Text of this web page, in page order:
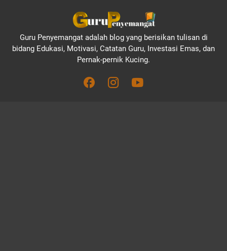
Guru Penyemangat adalah blog yang berisikan tulisan di
bidang Edukasi, Motivasi, Catatan Guru, Investasi Emas, dan
Pernak-pernik Kucing.